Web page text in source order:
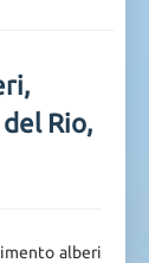
Rio,
alberi